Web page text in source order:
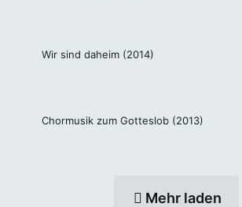
Wir sind daheim (2014)
Chormusik zum Gotteslob (2013)
Mehr laden